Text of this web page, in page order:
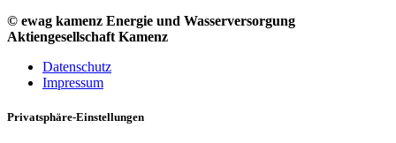
© ewag kamenz Energie und Wasserversorgung
Aktiengesellschaft Kamenz
Datenschutz
Impressum
Privatsphäre-Einstellungen